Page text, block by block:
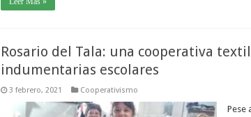
Rosario del Tala: una cooperativa
indumentarias escolares
3 febrero, 2021 Cooperativismo
Pese